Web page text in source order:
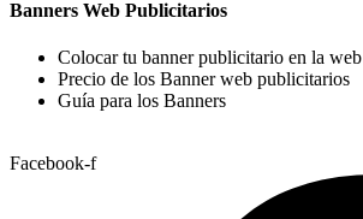
Banners Web Publicitarios
Colocar tu banner publicitario en la web
Precio de los Banner web publicitarios
Guía para los Banners
Facebook-f